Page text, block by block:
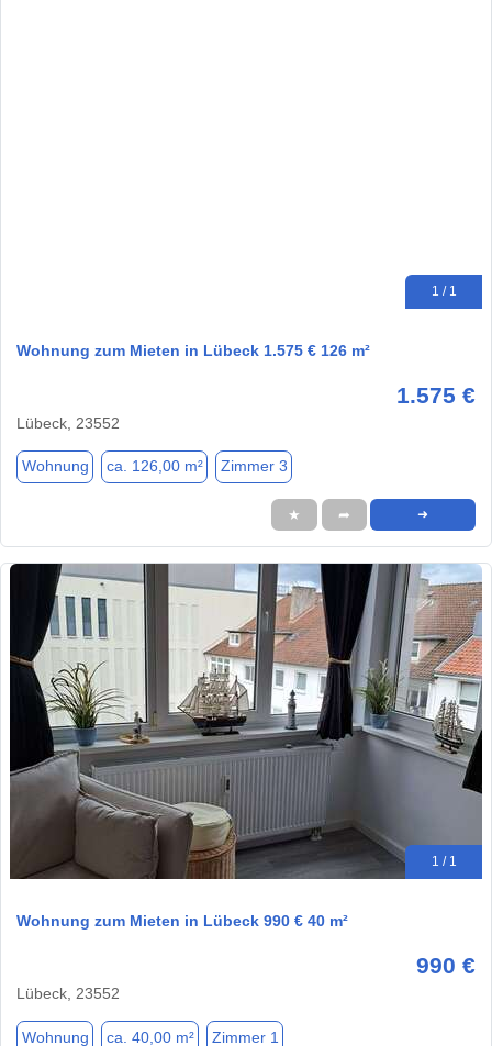
1 / 1
Wohnung zum Mieten in Lübeck 1.575 € 126 m²
1.575 €
Lübeck, 23552
Wohnung ca. 126,00 m² Zimmer 3
★ ➦ ➜
1 / 1
Wohnung zum Mieten in Lübeck 990 € 40 m²
990 €
Lübeck, 23552
Wohnung ca. 40,00 m² Zimmer 1